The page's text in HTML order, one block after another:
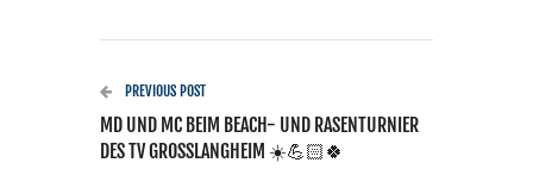
PREVIOUS POST
MD UND MC BEIM BEACH- UND RASENTURNIER
DES TV GROSSLANGHEIM ☀️💪🏻🍀